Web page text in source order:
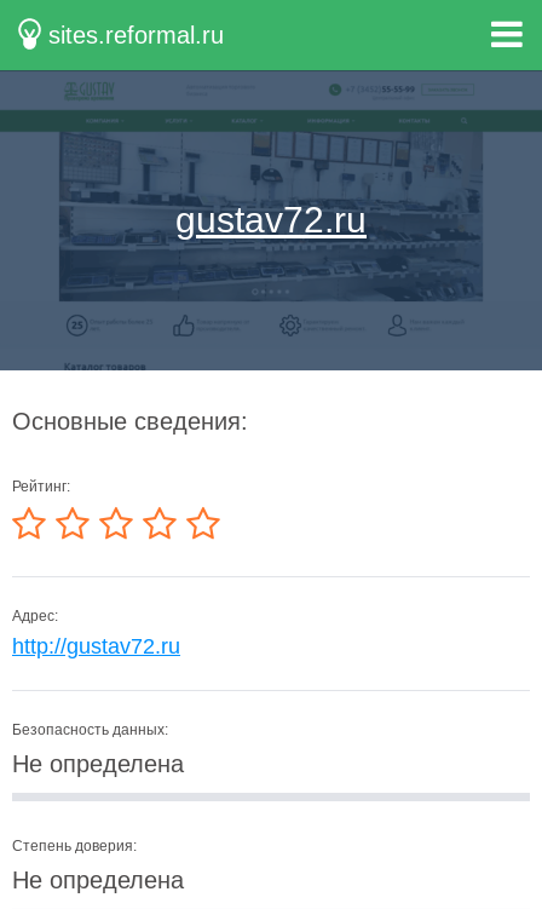
sites.reformal.ru
gustav72.ru
Основные сведения:
Рейтинг:
Адрес:
http://gustav72.ru
Безопасность данных:
Не определена
Степень доверия:
Не определена